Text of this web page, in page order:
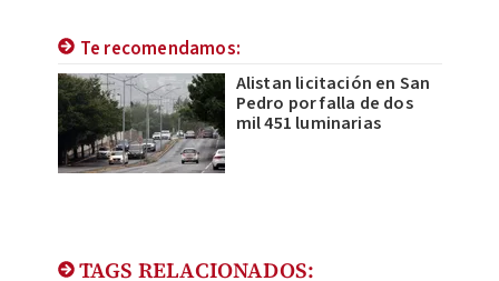
Te recomendamos:
Alistan licitación en San
Pedro por falla de dos
mil 451 luminarias
TAGS RELACIONADOS: